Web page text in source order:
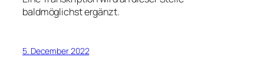
baldmöglichst ergänzt.
5. December 2022